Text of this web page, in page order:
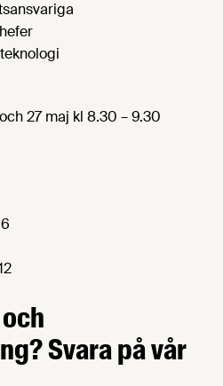
27 maj kl 8.30 – 9.30
Svara på vår